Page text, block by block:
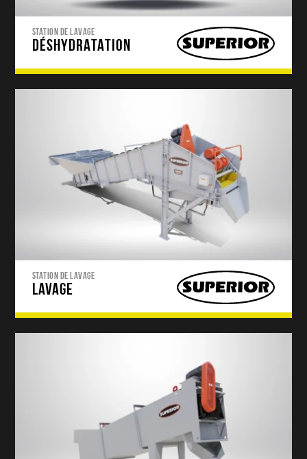
STATION DE LAVAGE
DÉSHYDRATATION
STATION DE LAVAGE
LAVAGE